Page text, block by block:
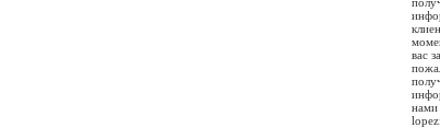
вас
нами